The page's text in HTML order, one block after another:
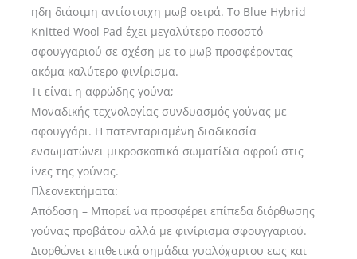
ηδη διάσιμη αντίστοιχη μωβ σειρά. Το Blue Hybrid
Knitted Wool Pad έχει μεγαλύτερο ποσοστό
σφουγγαριού σε σχέση με το μωβ προσφέροντας
ακόμα καλύτερο φινίρισμα.
Τι είναι η αφρώδης γούνα;
Μοναδικής τεχνολογίας συνδυασμός γούνας με
σφουγγάρι. Η πατενταρισμένη διαδικασία
ενσωματώνει μικροσκοπικά σωματίδια αφρού στις
ίνες της γούνας.
Πλεονεκτήματα:
Απόδοση – Μπορεί να προσφέρει επίπεδα διόρθωσης
γούνας προβάτου αλλά με φινίρισμα σφουγγαριού.
Διορθώνει επιθετικά σημάδια γυαλόχαρτου εως και